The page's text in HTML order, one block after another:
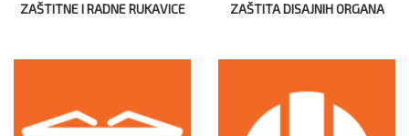
ZAŠTITNE I RADNE RUKAVICE ZAŠTITA DISAJNIH ORGANA